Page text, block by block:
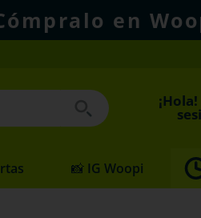
en
📸 IG Woopi